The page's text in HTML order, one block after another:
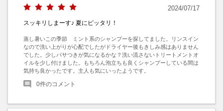
2024/07/17
スッキリしまーす♪ 夏にピッタリ！
蒸し暑いこの季節　ミント系のシャンプーを探してました。リンスイン
なので洗い上がりが心配でしたがドライヤー後もきしみ感はありません
でした。少しパサつきが気になるかな？洗い流さないトリートメントオ
イルを少し付けました。もちろん泡立ちも良くシャンプーしている間は
気持ち良かったです。主人も気にいったようです。
0件のコメント